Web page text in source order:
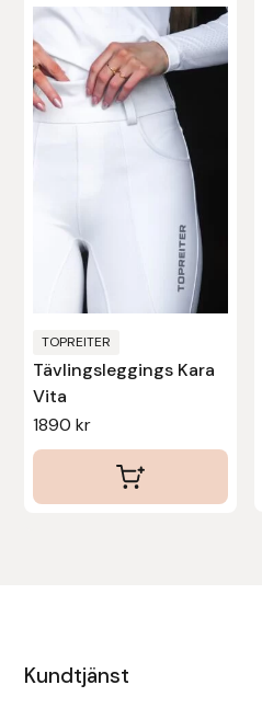
TOPREITER
Tävlingsleggings Kara
Vita
1890kr
här
produkten
har
flera
varianter.
produktsidan
Kundtjänst